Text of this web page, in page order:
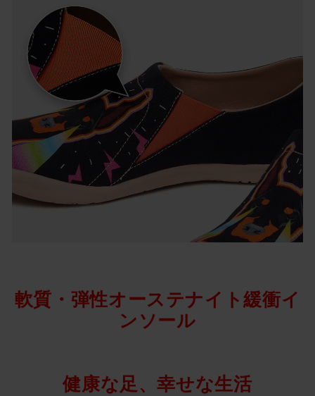
軟質・弾性オーステナイト緩衝イ
ンソール
健康な足、幸せな生活